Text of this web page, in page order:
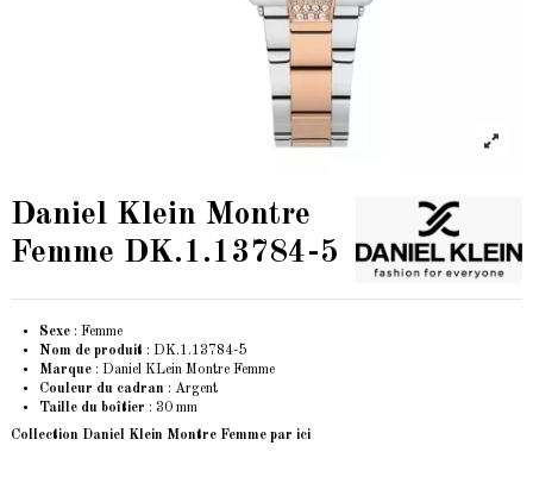
Daniel Klein Montre
Femme DK.1.13784-5
Sexe : Femme
Nom de produit : DK.1.13784-5
Marque : Daniel KLein Montre Femme
Couleur du cadran : Argent
Taille du boîtier : 30 mm
Collection Daniel Klein Montre Femme par ici